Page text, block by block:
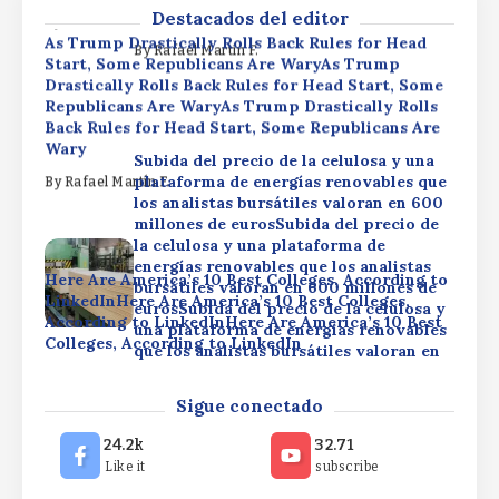
Destacados del editor
600 millones de euros
ByRafael Martín F.
ByRafael Martín F.
As Trump Drastically Rolls Back Rules for Head
Start, Some Republicans Are WaryAs Trump
Drastically Rolls Back Rules for Head Start, Some
Republicans Are WaryAs Trump Drastically Rolls
Back Rules for Head Start, Some Republicans Are
Wary
By Rafael Martín F.
Subida del precio de la celulosa y una
plataforma de energías renovables que
los analistas bursátiles valoran en 600
millones de eurosSubida del precio de
la celulosa y una plataforma de
energías renovables que los analistas
bursátiles valoran en 600 millones de
eurosSubida del precio de la celulosa y
una plataforma de energías renovables
que los analistas bursátiles valoran en
Rafael Martín F.
Here Are America’s 10 Best Colleges, According to
LinkedInHere Are America’s 10 Best Colleges,
According to LinkedInHere Are America’s 10 Best
Colleges, According to LinkedIn
As Trump Drastically Rolls Back Rules for Head
Start, Some Republicans Are WaryAs Trump
Drastically Rolls Back Rules for Head Start, Some
Republicans Are WaryAs Trump Drastically Rolls
Back Rules for Head Start, Some Republicans Are
Sigue conectado
24.2k
Like it
32.71
subscribe